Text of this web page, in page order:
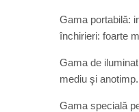
Gama portabilă:
închirieri: foarte
Gama de
mediu şi anotimp.
Gama specială